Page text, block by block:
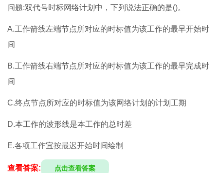
问题:双代号时标网络计划中，下列说法正确的是()。
A.工作箭线左端节点所对应的时标值为该工作的最早开始时
间
B.工作箭线右端节点所对应的时标值为该工作的最早完成时
间
C.终点节点所对应的时标值为该网络计划的计划工期
D.本工作的波形线是本工作的总时差
E.各项工作宜按最迟开始时间绘制
查看答案: 点击查看答案